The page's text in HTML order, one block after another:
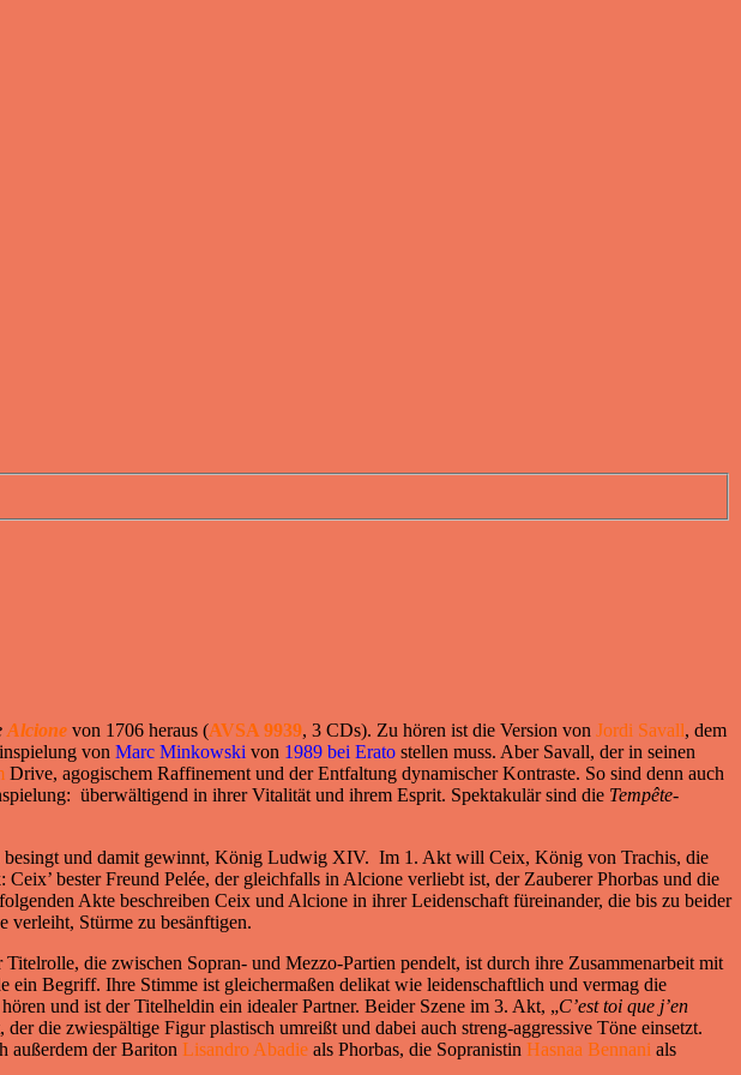
Alcione von 1706 heraus (AVSA 9939, 3 CDs). Zu hören ist die Version von Jordi Savall, dem
von Marc Minkowski von 1989 bei Erato stellen muss. Aber Savall, der in seinen
Drive, agogischem Raffinement und der Entfaltung dynamischer Kontraste. So sind denn auch
überwältigend in ihrer Vitalität und ihrem Esprit. Spektakulär sind die Tempête-
besingt und damit gewinnt, König Ludwig XIV. Im 1. Akt will Ceix, König von Trachis, die
bester Freund Pelée, der gleichfalls in Alcione verliebt ist, der Zauberer Phorbas und die
Akte beschreiben Ceix und Alcione in ihrer Leidenschaft füreinander, die bis zu beider
verleiht, Stürme zu besänftigen.
Titelrolle, die zwischen Sopran- und Mezzo-Partien pendelt, ist durch ihre Zusammenarbeit mit
Begriff. Ihre Stimme ist gleichermaßen delikat wie leidenschaftlich und vermag die
und ist der Titelheldin ein idealer Partner. Beider Szene im 3. Akt, „C’est toi que j’en
der die zwiespältige Figur plastisch umreißt und dabei auch streng-aggressive Töne einsetzt.
außerdem der Bariton Lisandro Abadie als Phorbas, die Sopranistin Hasnaa Bennani als